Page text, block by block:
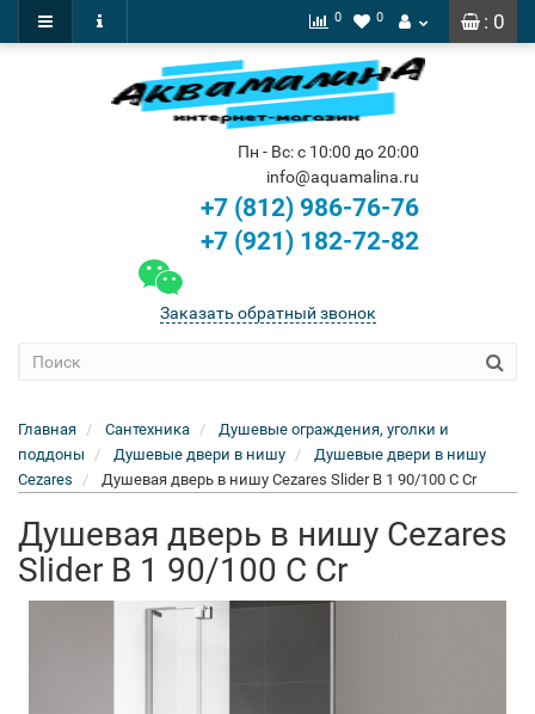
: 0
0 0
Пн - Вс: с 10:00 до 20:00
info@aquamalina.ru
+7 (812) 986-76-76
+7 (921) 182-72-82
Заказать обратный звонок
Главная Сантехника
Душевые ограждения, уголки и
поддоны
Душевые двери в нишу
Душевые двери в нишу
Cezares
Душевая дверь в нишу Cezares Slider B 1 90/100 C Cr
Душевая дверь в нишу Cezares
Slider B 1 90/100 C Cr